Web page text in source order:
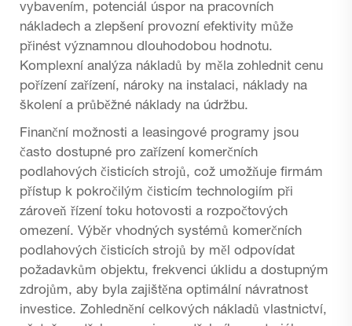
vybavením, potenciál úspor na pracovních
nákladech a zlepšení provozní efektivity může
přinést významnou dlouhodobou hodnotu.
Komplexní analýza nákladů by měla zohlednit cenu
pořízení zařízení, nároky na instalaci, náklady na
školení a průběžné náklady na údržbu.
Finanční možnosti a leasingové programy jsou
často dostupné pro zařízení komerčních
podlahových čisticích strojů, což umožňuje firmám
přístup k pokročilým čisticím technologiím při
zároveň řízení toku hotovosti a rozpočtových
omezení. Výběr vhodných systémů komerčních
podlahových čisticích strojů by měl odpovídat
požadavkům objektu, frekvenci úklidu a dostupným
zdrojům, aby byla zajištěna optimální návratnost
investice. Zohlednění celkových nákladů vlastnictví,